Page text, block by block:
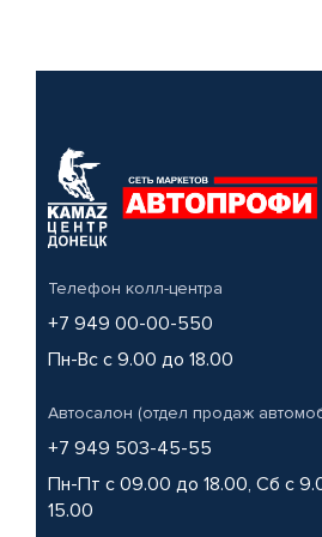
Телефон колл-центра
+7 949 00-00-550
Пн-Вс с 9.00 до 18.00
Автосалон (отдел продаж
+7 949 503-45-55
Пн-Пт с 09.00 до 18.00, Сб с
15.00